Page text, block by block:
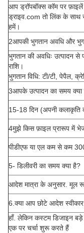
आप ड्रॉपबॉक्स कॉम पर
ड्राइव.com तो लिंक के साथ
हमें।
2आपकी भुगतान अवधि और
भुगतान की अवधिः उत्पादन
राशि।
भुगतान विधि: टी/टी, पेपैल,
3आपके उत्पादन का समय क्या
15-18 दिन (अपनी कलाकृति
4मुझे किस फ़ाइल प्रारूप में
पीडीएफ या एल कम से कम
5- डिलीवरी का समय क्या है?
आदेश मात्रा के अनुसार.
6.क्या आप छोटे आदेश
हाँ. लेकिन कस्टम डिजाइन बड़े
एक पर चर्चा शुरू करते हैं